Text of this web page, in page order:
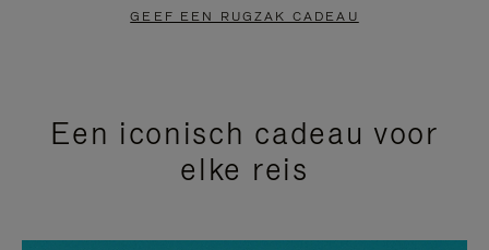
GEEF EEN RUGZAK CADEAU
Een iconisch cadeau voor
elke reis